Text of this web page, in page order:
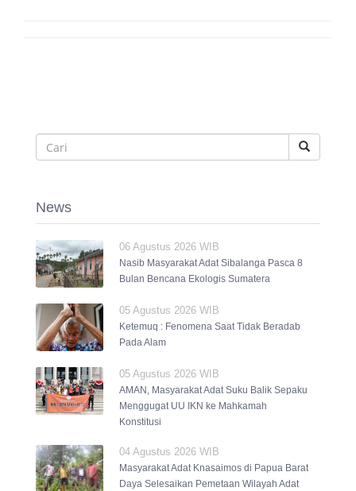
News
06 Agustus 2026 WIB
Nasib Masyarakat Adat Sibalanga Pasca 8
Bulan Bencana Ekologis Sumatera
05 Agustus 2026 WIB
Ketemuq : Fenomena Saat Tidak Beradab
Pada Alam
05 Agustus 2026 WIB
AMAN, Masyarakat Adat Suku Balik Sepaku
Menggugat UU IKN ke Mahkamah
Konstitusi
04 Agustus 2026 WIB
Masyarakat Adat Knasaimos di Papua Barat
Daya Selesaikan Pemetaan Wilayah Adat